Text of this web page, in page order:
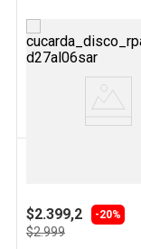
Producto
$2.399,2 -20%
$2.999